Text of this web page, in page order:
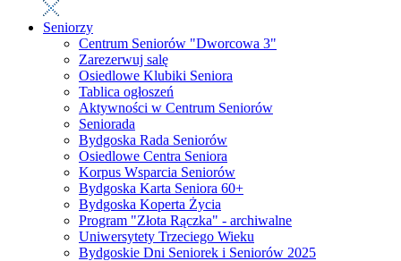
Seniorzy
Centrum Seniorów "Dworcowa 3"
Zarezerwuj salę
Osiedlowe Klubiki Seniora
Tablica ogłoszeń
Aktywności w Centrum Seniorów
Seniorada
Bydgoska Rada Seniorów
Osiedlowe Centra Seniora
Korpus Wsparcia Seniorów
Bydgoska Karta Seniora 60+
Bydgoska Koperta Życia
Program "Złota Rączka" - archiwalne
Uniwersytety Trzeciego Wieku
Bydgoskie Dni Seniorek i Seniorów 2025